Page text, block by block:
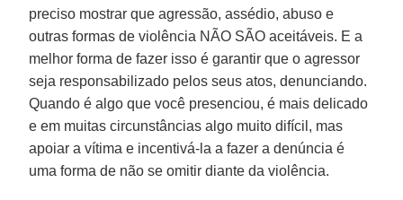
preciso mostrar que agressão, assédio, abuso e
outras formas de violência NÃO SÃO aceitáveis. E a
melhor forma de fazer isso é garantir que o agressor
seja responsabilizado pelos seus atos, denunciando.
Quando é algo que você presenciou, é mais delicado
e em muitas circunstâncias algo muito difícil, mas
apoiar a vítima e incentivá-la a fazer a denúncia é
uma forma de não se omitir diante da violência.